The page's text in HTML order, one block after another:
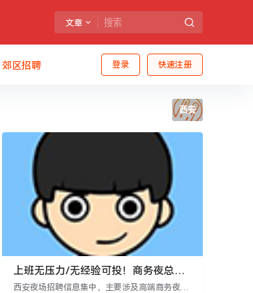
文章
登录 快速注册
郊区招聘
西安
上班无压力/无经验可投！商务夜总会
模特招聘福利丰厚
西安夜场招聘信息集中，主要涉及高端商务夜总